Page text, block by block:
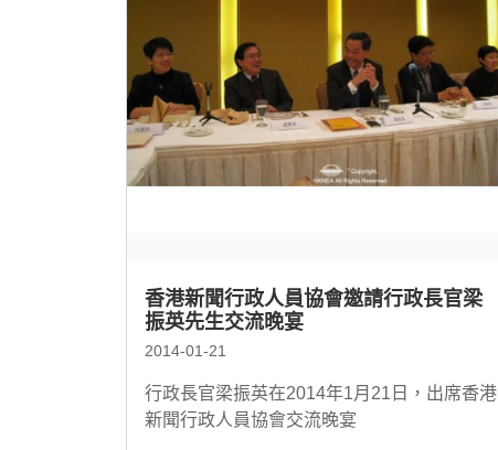
香港新聞行政人員協會邀請行政長官梁
振英先生交流晚宴
2014-01-21
行政長官梁振英在2014年1月21日，出席香港
新聞行政人員協會交流晚宴